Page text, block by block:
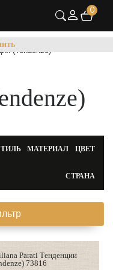
0
(Tendenze)
МАТЕРИАЛ ЦВЕТ
СТРАНА
Parati Тенденции
73816